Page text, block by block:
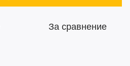
За сравнение